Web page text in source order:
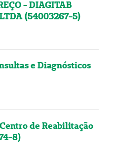
- DIAGITAB
(54003267-5)
e Diagnósticos
de Reabilitação
8)